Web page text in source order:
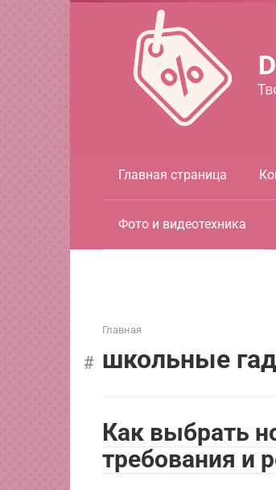
Главная страница
Фото и видеотехника
Главная
школьные
Как выбрать
требования и